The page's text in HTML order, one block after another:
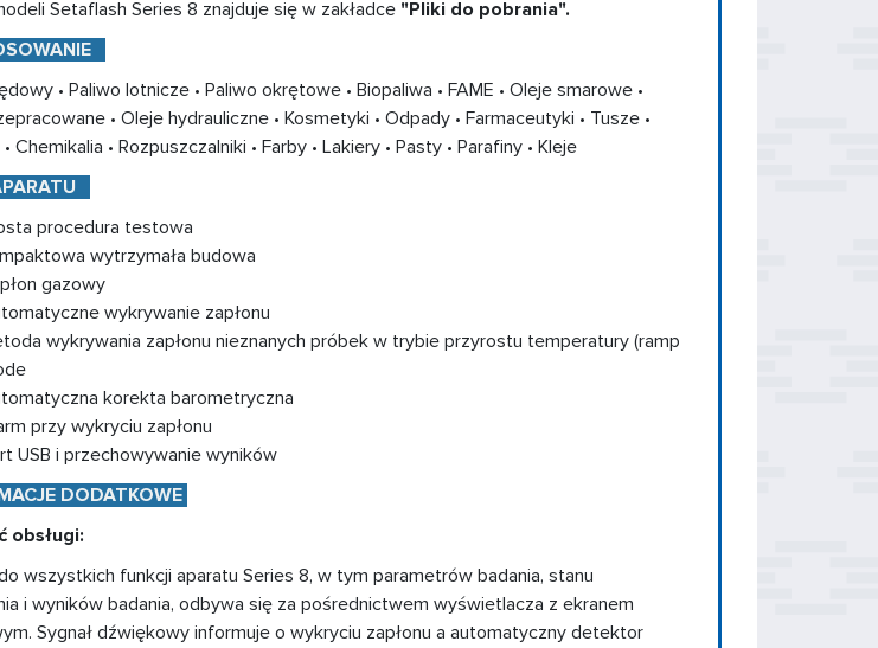
Setaflash Series 8 znajduje się w zakładce "Pliki do pobrania".
• Paliwo lotnicze • Paliwo okrętowe • Biopaliwa • FAME • Oleje smarowe •
• Oleje hydrauliczne • Kosmetyki • Odpady • Farmaceutyki • Tusze •
Chemikalia • Rozpuszczalniki • Farby • Lakiery • Pasty • Parafiny • Kleje
procedura testowa
wytrzymała budowa
gazowy
wykrywanie zapłonu
wykrywania zapłonu nieznanych próbek w trybie przyrostu temperatury (ramp
korekta barometryczna
przy wykryciu zapłonu
USB i przechowywanie wyników
DODATKOWE
obsługi:
wszystkich funkcji aparatu Series 8, w tym parametrów badania, stanu
i wyników badania, odbywa się za pośrednictwem wyświetlacza z ekranem
Sygnał dźwiękowy informuje o wykryciu zapłonu a automatyczny detektor